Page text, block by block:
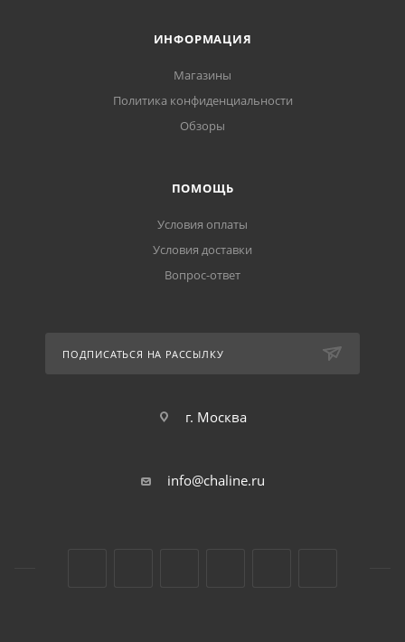
ИНФОРМАЦИЯ
Магазины
Политика конфиденциальности
Обзоры
ПОМОЩЬ
Условия оплаты
Условия доставки
Вопрос-ответ
ПОДПИСАТЬСЯ НА РАССЫЛКУ
г. Москва
info@chaline.ru